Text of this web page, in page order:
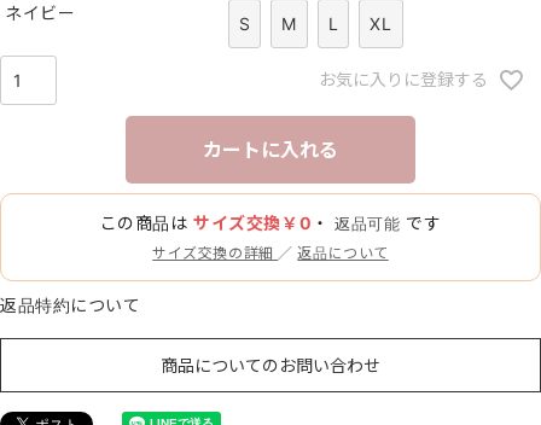
ネイビー
S M L XL
お気に入りに登録する
カートに入れる
この商品はサイズ交換￥0 ・返品可能 です
サイズ交換の詳細 ／返品について
返品特約について
商品についてのお問い合わせ